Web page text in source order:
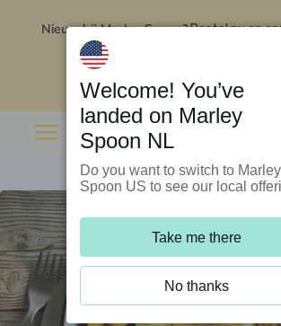
Nieuw bij Marley Spoon?Bestel nu en
Welcome! You’ve
landed on Marley
Spoon NL
Do you want to switch to Marley
Spoon US to see our local
Take me there
No thanks